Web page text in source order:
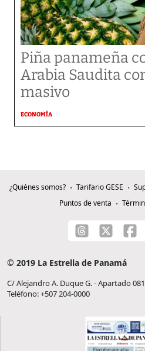
Piña panameña
Arabia Saudita
masivo
ECONOMÍA
¿Quiénes somos? Tarifario GESE
Puntos de venta
© 2019 La Estrella de Panamá
C/ Alejandro A. Duque G. - Apartado
Teléfono: +507 204-0000